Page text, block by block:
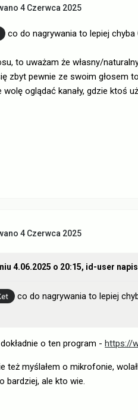
4 Czerwca 2025
co do nagrywania to lepiej chyba
to uważam że własny/
zbyt pewnie ze swoim głosem
wolę oglądać kanały, gdzie ktoś
4 Czerwca 2025
4.06.2025 o 20:15, id-user
co do nagrywania to lepiej
o ten program -https://
też myślałem o mikrofonie,
bardziej, ale kto wie.